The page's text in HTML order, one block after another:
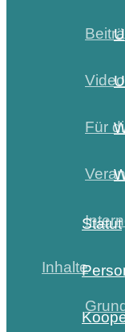
Für
Inhalte
Statut